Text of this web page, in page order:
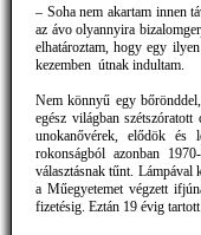
– Soha nem akartam innen
az ávo olyannyira
elhatároztam, hogy egy
kezemben útnak indultam.
Nem könnyű egy
egész világban
unokanővérek, elődök és
rokonságból azonban
választásnak tűnt. Lámpával
a Műegyetemet végzett
fizetésig. Eztán 19 évig